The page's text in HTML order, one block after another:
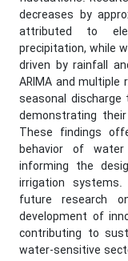
decreases by
attributed to
precipitation, while
driven by rainfall
ARIMA and
seasonal discharge
demonstrating
These findings
behavior of water
informing the
irrigation
future research
development of
contributing to
water-sensitive